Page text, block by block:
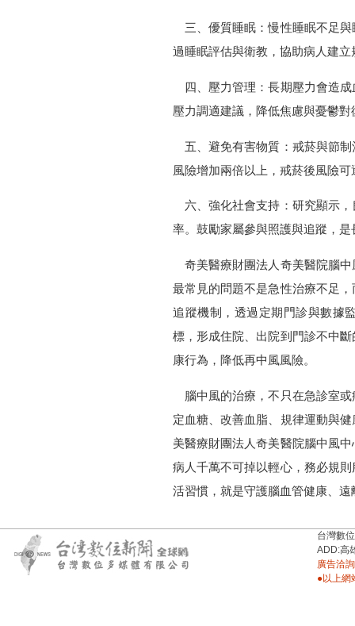
三、優質睡眠：慢性睡眠不足與
過睡眠評估與衛教，協助病人建立
四、壓力管理：長期壓力會造成
壓力調適建議，降低焦慮與憂鬱
五、避免有害物質：戒菸與節制
風險增加兩倍以上，戒菸後風險可
六、強化社會支持：研究顯示，
率。鼓勵家屬參與照護與追蹤，
奇美醫療財團法人奇美醫院腦中
最常見的問題不是急性治療不足
追蹤機制，透過定期門診與數據
標，形成住院、出院到門診不中
康行為，降低再中風風險。
腦中風的治療，不只在急診室或
定血糖、改善血脂、規律運動與
美醫療財團法人奇美醫院腦中風
病人千萬不可掉以輕心，務必規
活習慣，就是守護腦血管健康、
台灣數
ADD:高
廣告洽
●以上網